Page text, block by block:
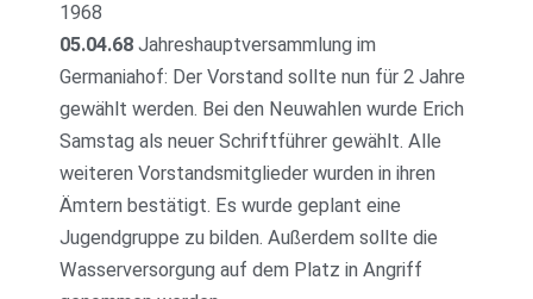
1968
05.04.68 Jahreshauptversammlung im
Germaniahof: Der Vorstand sollte nun für 2 Jahre
gewählt werden. Bei den Neuwahlen wurde Erich
Samstag als neuer Schriftführer gewählt. Alle
weiteren Vorstandsmitglieder wurden in ihren
Ämtern bestätigt. Es wurde geplant eine
Jugendgruppe zu bilden. Außerdem sollte die
Wasserversorgung auf dem Platz in Angriff